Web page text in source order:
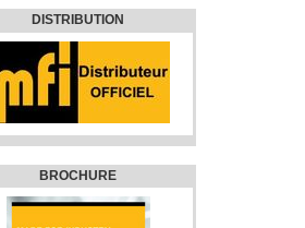
DISTRIBUTION
BROCHURE